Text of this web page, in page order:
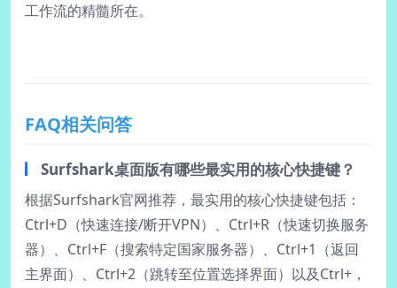
工作流的精髓所在。
FAQ相关问答
Surfshark桌面版有哪些最实用的核心快捷键？
根据Surfshark官网推荐，最实用的核心快捷键包括：
Ctrl+D（快速连接/断开VPN）、Ctrl+R（快速切换服务
器）、Ctrl+F（搜索特定国家服务器）、Ctrl+1（返回
主界面）、Ctrl+2（跳转至位置选择界面）以及Ctrl+，